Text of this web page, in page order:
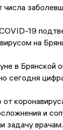
19
на
в Брянской
сегодня
от
и
задачу врачам.